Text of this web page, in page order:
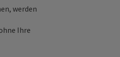
werden
Ihre